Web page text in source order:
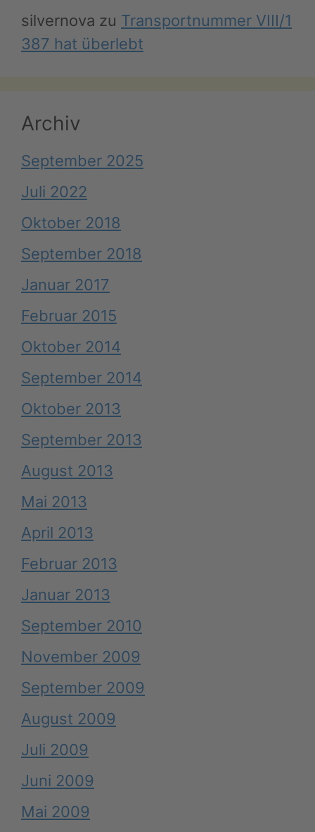
silvernova zu Transportnummer VIII/1
387 hat überlebt
Archiv
September 2025
Juli 2022
Oktober 2018
September 2018
Januar 2017
Februar 2015
Oktober 2014
September 2014
Oktober 2013
September 2013
August 2013
Mai 2013
April 2013
Februar 2013
Januar 2013
September 2010
November 2009
September 2009
August 2009
Juli 2009
Juni 2009
Mai 2009